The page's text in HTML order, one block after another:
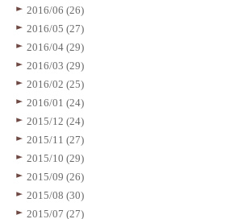
2016/06 (26)
2016/05 (27)
2016/04 (29)
2016/03 (29)
2016/02 (25)
2016/01 (24)
2015/12 (24)
2015/11 (27)
2015/10 (29)
2015/09 (26)
2015/08 (30)
2015/07 (27)